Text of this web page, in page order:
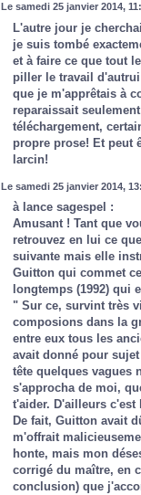
Le samedi 25 janvier 2014,
L'autre jour je
je suis tombé
et à faire ce que tout
piller le travail
que je m'apprêtais à
reparaissait
téléchargement,
propre prose! Et peut
larcin!
Le samedi 25 janvier 2014,
à lance sagespel :
Amusant ! Tant que
retrouvez en lui ce
suivante mais elle
Guitton qui commet
longtemps(1992) qui
" Sur ce, survint très
composions dans la
entre eux tous les
avait donné pour
tête quelques vagues
s'approcha de moi,
t'aider. D'ailleurs c'est
De fait, Guitton avait
m'offrait
honte, mais mon
corrigé du maître, en
conclusion) que